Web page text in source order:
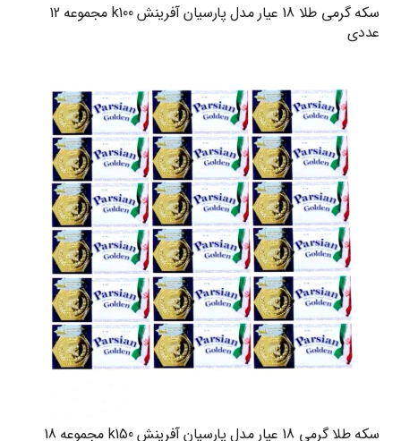
سکه گرمی طلا 18 عیار مدل پارسیان آفرینش k100 مجموعه 12
عددی
سکه طلا گرمی 18 عیار مدل پارسیان آفرینش k150 مجموعه 18